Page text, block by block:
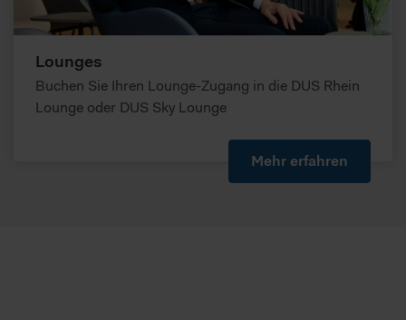
Lounges
Buchen Sie Ihren Lounge-Zugang in die DUS Rhein
Lounge oder DUS Sky Lounge
Mehr erfahren